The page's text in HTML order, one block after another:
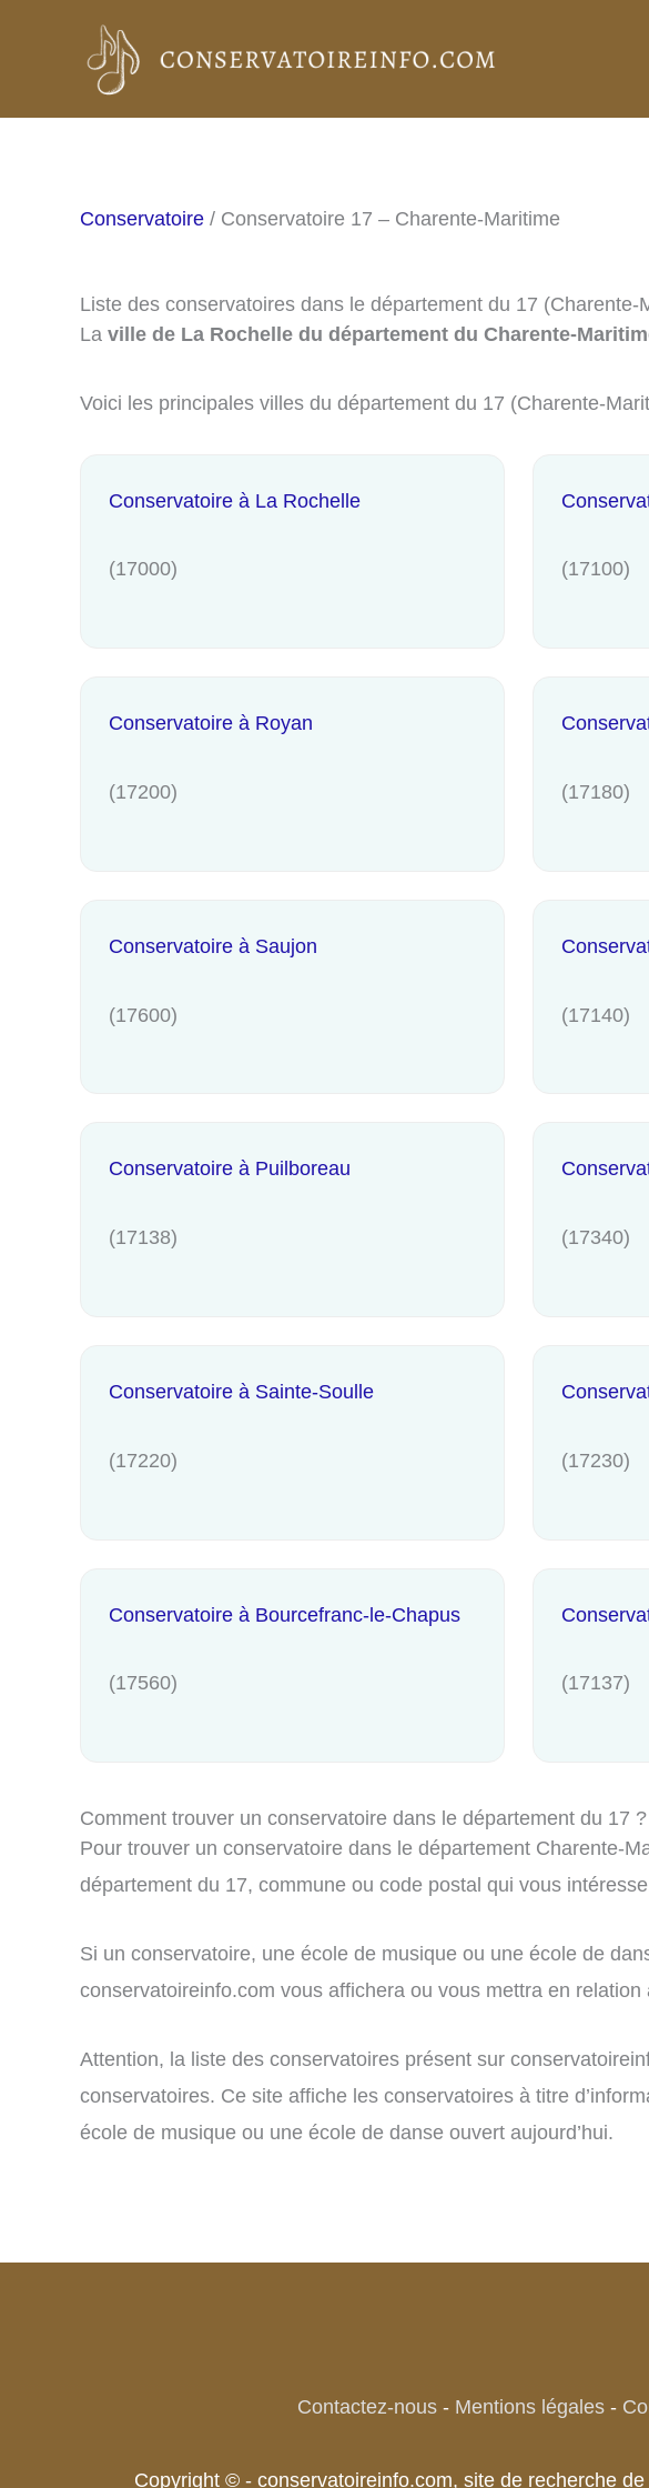
Conservatoire / Conservatoire 17 – Charente-Maritime
Liste des conservatoires dans le département du 17 (Charente-
La ville de La Rochelle du département du Charente-
Voici les principales villes du département du 17 (Charente-
Conservatoire à La Rochelle
(17000) (17100)
Conservatoire à Royan
(17200) (17180)
Conservatoire à Saujon
(17600) (17140)
Conservatoire à Puilboreau
(17138) (17340)
Conservatoire à Sainte-Soulle
(17220) (17230)
Conservatoire à Bourcefranc-le-Chapus
(17560) (17137)
Comment trouver un conservatoire dans le département du 17 ?
Pour trouver un conservatoire dans le département Charente-
département du 17, commune ou code postal qui vous
Si un conservatoire, une école de musique ou une école de
conservatoireinfo.com vous affichera ou vous mettra en
Attention, la liste des conservatoires présent sur
conservatoires. Ce site affiche les conservatoires à titre
école de musique ou une école de danse ouvert aujourd’hui.
Contactez-nous- Mentions légales-
Copyright © - conservatoireinfo.com, site de recherche